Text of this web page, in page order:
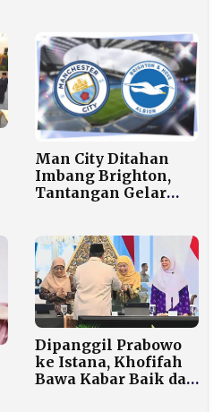
Man City Ditahan
Imbang Brighton,
Tantangan Gelar
Dipanggil Prabowo
ke Istana, Khofifah
Bawa Kabar Baik dari